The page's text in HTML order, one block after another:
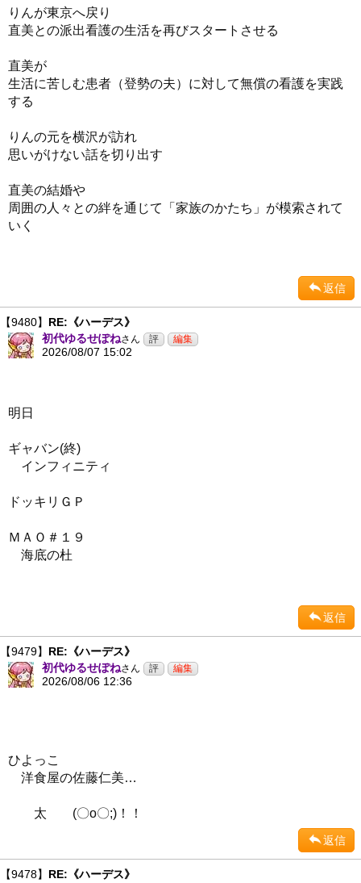
りんが東京へ戻り
直美との派出看護の生活を再びスタートさせる
直美が
生活に苦しむ患者（登勢の夫）に対して無償の看護を実践
する
りんの元を横沢が訪れ
思いがけない話を切り出す
直美の結婚や
周囲の人々との絆を通じて「家族のかたち」が模索されて
いく
返信
【9480】 RE:《ハーデス》
初代ゆるせぽねさん
2026/08/07 15:02
明日
ギャバン(終)
インフィニティ
ドッキリＧＰ
ＭＡＯ＃１９
海底の杜
返信
【9479】 RE:《ハーデス》
初代ゆるせぽねさん
2026/08/06 12:36
ひよっこ
洋食屋の佐藤仁美…
太 (〇o〇;)！！
返信
【9478】 RE:《ハーデス》